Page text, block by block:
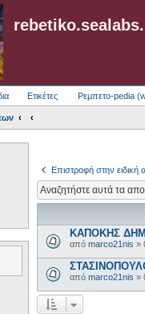
Ετικέτες Ρεμπετο-pedia
Επιστροφή στην ειδική
ΚΑΠΟΚΗΣ
από marco21nis »
από marco21nis »